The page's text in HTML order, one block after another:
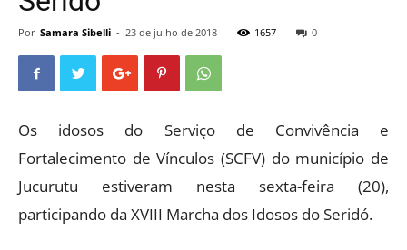
Por Samara Sibelli - 23 de julho de 2018 1657 0
Os idosos do Serviço de Convivência e
Fortalecimento de Vínculos (SCFV) do município de
Jucurutu estiveram nesta sexta-feira (20),
participando da XVIII Marcha dos Idosos do Seridó.